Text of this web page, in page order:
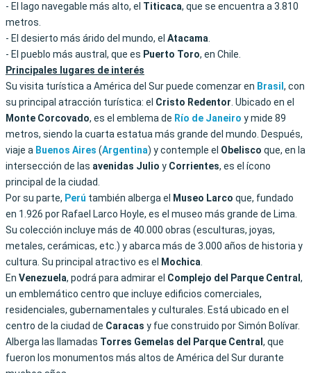
- El lago navegable más alto, el Titicaca, que se encuentra a 3.810
metros.
- El desierto más árido del mundo, el Atacama.
- El pueblo más austral, que es Puerto Toro, en Chile.
Principales lugares de interés
Su visita turística a América del Sur puede comenzar en Brasil , con
su principal atracción turística: el Cristo Redentor. Ubicado en el
Monte Corcovado, es el emblema de Río de Janeiro y mide 89
metros, siendo la cuarta estatua más grande del mundo. Después,
viaje a Buenos Aires (Argentina) y contemple el Obelisco que, en la
intersección de las avenidas Julio y Corrientes, es el ícono
principal de la ciudad.
Por su parte, Perú también alberga el Museo Larco que, fundado
en 1.926 por Rafael Larco Hoyle, es el museo más grande de Lima.
Su colección incluye más de 40.000 obras (esculturas, joyas,
metales, cerámicas, etc.) y abarca más de 3.000 años de historia y
cultura. Su principal atractivo es el
Mochica.
En Venezuela, podrá para admirar el Complejo del Parque Central ,
un emblemático centro que incluye edificios comerciales,
residenciales, gubernamentales y culturales. Está ubicado en el
centro de la ciudad de Caracas y fue construido por Simón Bolívar.
Alberga las llamadas Torres Gemelas del Parque Central , que
fueron los monumentos más altos de América del Sur durante